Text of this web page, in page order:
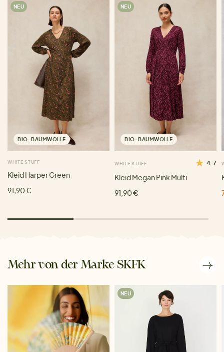
NEU
BIO-BAUMWOLLE
WHITE STUFF
Kleid Harper Green
91,90 €
NEU
BIO-BAUMWOLLE
WHITE STUFF 4.7
Kleid Megan Pink Multi
91,90 €
Mehr von der Marke SKFK
NEU